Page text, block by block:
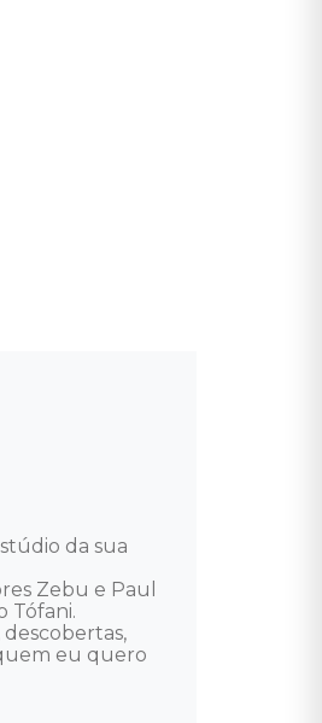
da sua
Zebu e Paul
Tófani.
descobertas,
eu quero